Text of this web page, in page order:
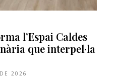
l’Espai Caldes
que interpel·la
2026